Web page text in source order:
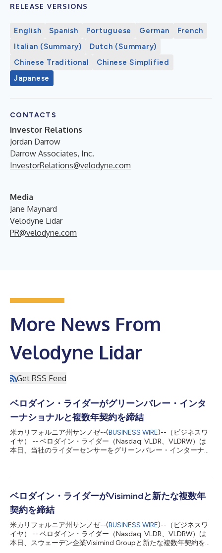
RELEASE VERSIONS
English Spanish Portuguese German
French
Italian (Summary)
Dutch (Summary)
Chinese Traditional
Chinese Simplified
Japanese
CONTACTS
Investor Relations
Jordan Darrow
Darrow Associates, Inc.
InvestorRelations@velodyne.com
Media
Jane Maynard
Velodyne Lidar
PR@velodyne.com
More News From
Velodyne Lidar
Get RSS Feed
ベロダイン・ライダーがグリーンバレー・インタ
ーナショナルと複数年契約を締結
米カリフォルニア州サンノゼ--(BUSINESS WIRE)--（ビジネスワ
イヤ） -- ベロダイン・ライダー（Nasdaq: VLDR、VLDRW）は
本日、当社のライダーセンサーをグリーンバレー・インターナシ
ションを実現するための複数年契約を発表しました。ベロダイン
荷しています。 グリーンバレーはベロダインのパック（Puck）
ライダーセンサーを使用して感知／ナビゲーション機能を実現
し、それにより同社のシステムは同社のモバイルマッピングソリ
ューションの中でSLAM（自己位置推定とマッピングの同時実
行）を利用できるようになっています。GPSによらずライダーを
使用してスキャンができると、森林での作業者、考古学者、土木
技師、測量技師は事前の準備や複雑な後処理ソフトウエアなし
ベロダイン・ライダーがVisimindと新たな複数年
契約を締結
米カリフォルニア州サンノゼ--(BUSINESS WIRE)--（ビジネスワ
イヤ） -- ベロダイン・ライダー（Nasdaq: VLDR、VLDRW）は
本日、スウェーデン企業Visimind Groupと新たな複数年契約を締